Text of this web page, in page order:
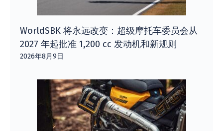
WorldSBK 将永远改变：超级摩托车委员会从
2027 年起批准 1,200 cc 发动机和新规则
2026年8月9日